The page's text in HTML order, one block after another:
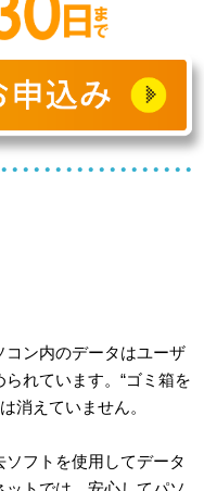
コン内のデータはユーザ
れています。“ゴミ箱を
消えていません。
フトを使用してデータ